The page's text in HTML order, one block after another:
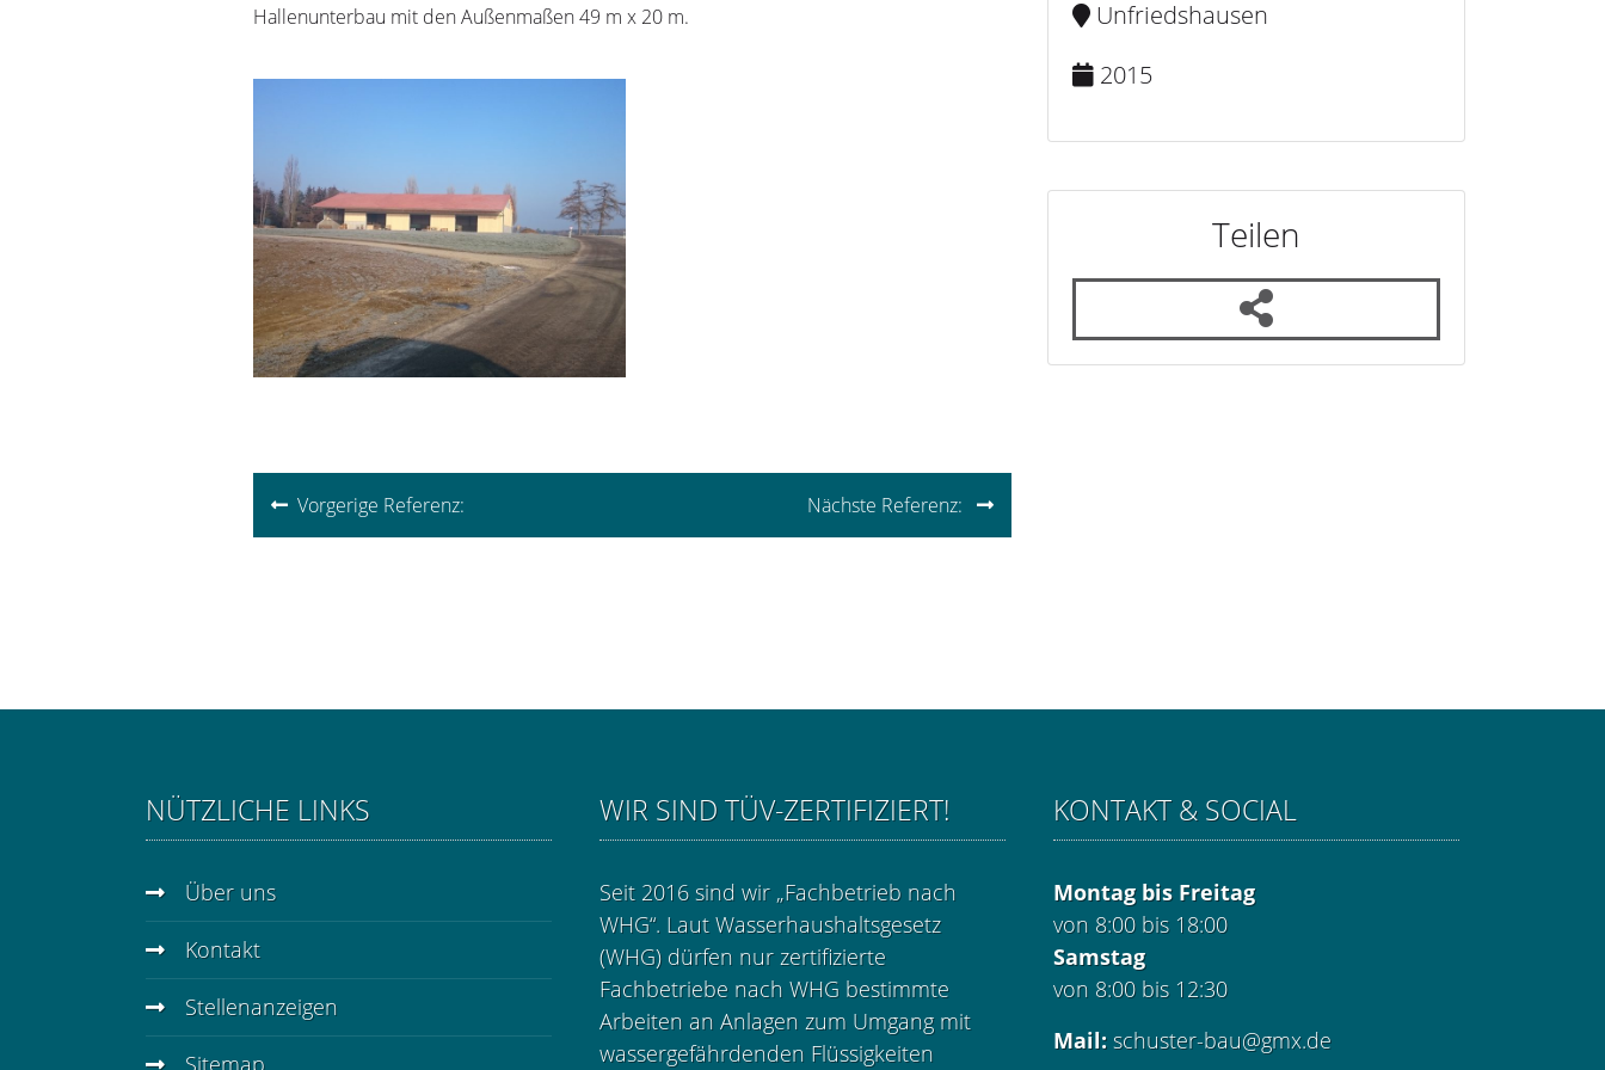
Hallenunterbau mit den Außenmaßen 49 m x 20 m.
Unfriedshausen
2015
Teilen
Vorgerige Referenz: Nächste Referenz:
NÜTZLICHE LINKS
Über uns
Kontakt
Stellenanzeigen
Sitemap
WIR SIND TÜV-ZERTIFIZIERT!
Seit 2016 sind wir „Fachbetrieb nach
WHG“. Laut Wasserhaushaltsgesetz
(WHG) dürfen nur zertifizierte
Fachbetriebe nach WHG bestimmte
Arbeiten an Anlagen zum Umgang mit
wassergefährdenden Flüssigkeiten
KONTAKT & SOCIAL
Montag bis Freitag
von 8:00 bis 18:00
Samstag
von 8:00 bis 12:30
Mail: schuster-bau@gmx.de